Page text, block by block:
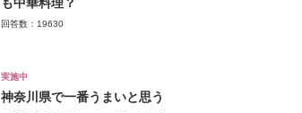
回答数：19630
実施中
神奈川県で一番うまいと思う